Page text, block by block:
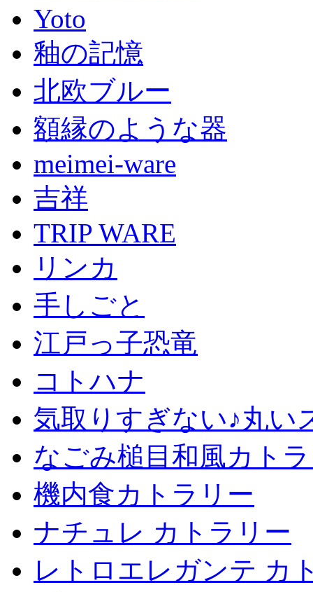
Yoto
釉の記憶
北欧ブルー
額縁のような器
meimei-ware
吉祥
TRIP WARE
リンカ
手しごと
江戸っ子恐竜
コトハナ
気取りすぎない♪丸い
なごみ槌目和風カト
機内食カトラリー
ナチュレ カトラリー
レトロエレガンテ カ